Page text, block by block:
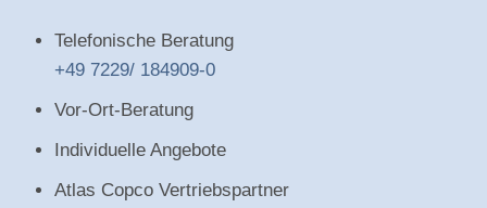
Telefonische Beratung
+49 7229/ 184909-0
Vor-Ort-Beratung
Individuelle Angebote
Atlas Copco Vertriebspartner